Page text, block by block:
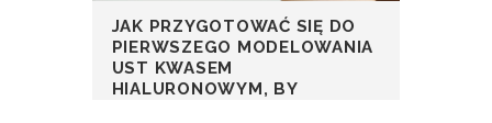
JAK PRZYGOTOWAĆ SIĘ DO
PIERWSZEGO MODELOWANIA
UST KWASEM
HIALURONOWYM, BY